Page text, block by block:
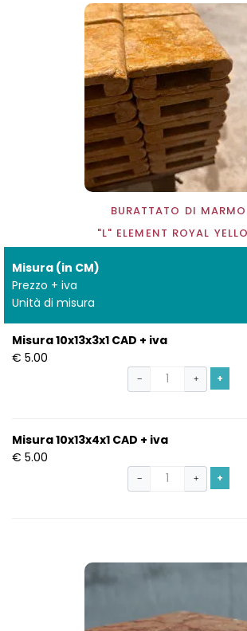
BURATTATO DI MARMO
"L" ELEMENT ROYAL
Misura (in CM)
Prezzo + iva
Unità di misura
Misura 10x13x3x1 CAD + iva
€ 5.00
− + +
Misura 10x13x4x1 CAD + iva
€ 5.00
− + +